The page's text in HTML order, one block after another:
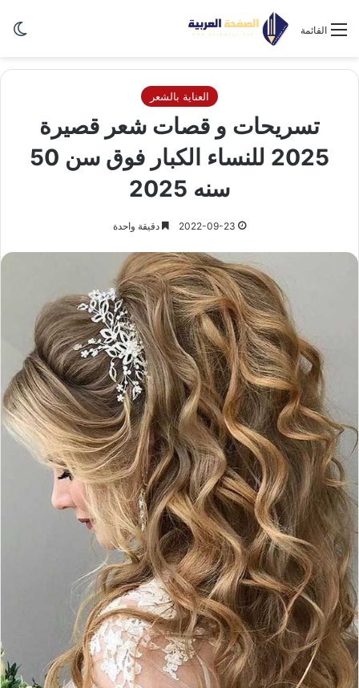
القائمة
العناية بالشعر
تسريحات و قصات شعر قصيرة
2025 للنساء الكبار فوق سن 50
سنه 2025
2022-09-23 دقيقة واحدة